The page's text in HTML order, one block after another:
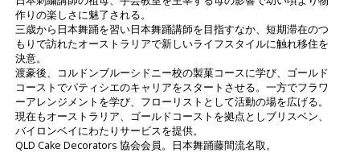
作りの楽しさに魅了される。
三歳から日本舞踊を習い日本舞踊講師を目指すなか、短期滞在のつ
もりで訪れたオーストラリアで新しいライフスタイルに触れ移住を
決意。
渡豪後、コルドンブルーシドニー校の製菓コースに学び、ゴールド
コーストでパティシエのキャリアをスタートさせる。一方でフラワ
ーアレンジメントを学び、フローリストとして活動の場を広げる。
現在もオーストラリア、ゴールドコーストを拠点としブリスベン、
バイロンベイにわたりサービスを提供。
QLD Cake Decorators 協会会員。日本舞踊藤間流名取。